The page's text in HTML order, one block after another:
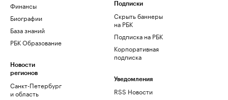
Финансы
Биографии
База знаний
РБК Образование
Новости
регионов
Санкт-Петербург
и область
Подписки
Скрыть баннеры
на РБК
Подписка на РБК
Корпоративная
подписка
Уведомления
RSS Новости